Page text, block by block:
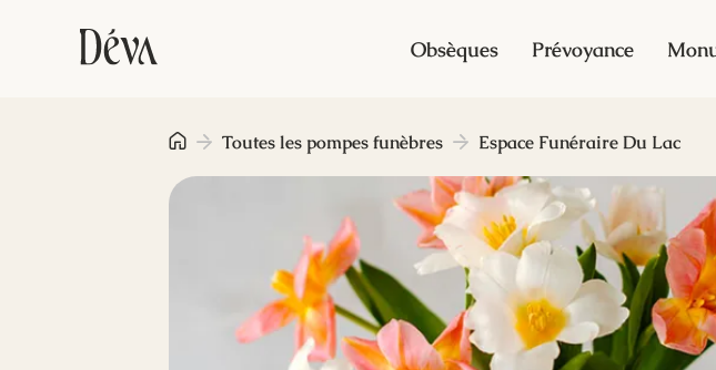
Obsèques Prévoyance
Toutes les pompes funèbres Espace Funéraire Du Lac